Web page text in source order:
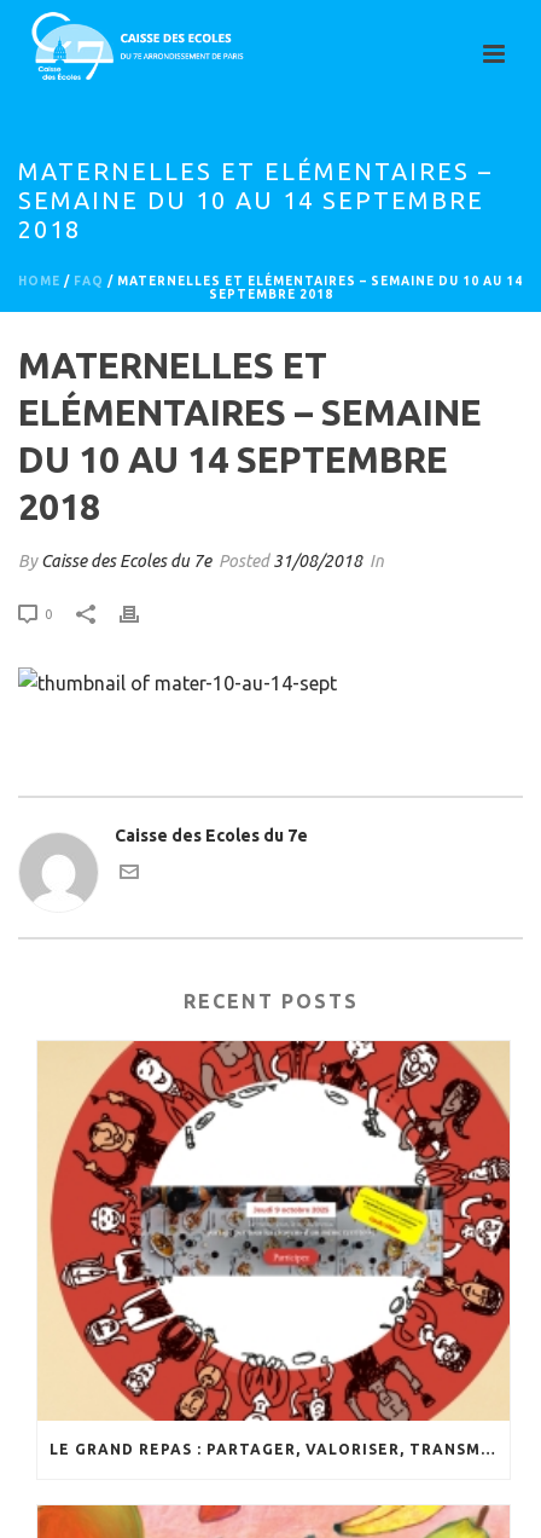
MATERNELLES ET ELÉMENTAIRES –
SEMAINE DU 10 AU 14 SEPTEMBRE
2018
HOME / FAQ / MATERNELLES ET ELÉMENTAIRES – SEMAINE DU 10 AU 14
SEPTEMBRE 2018
MATERNELLES ET
ELÉMENTAIRES – SEMAINE
DU 10 AU 14 SEPTEMBRE
2018
ByCaisse des Ecoles du 7e Posted31/08/2018 In
0
Caisse des Ecoles du 7e
RECENT POSTS
LE GRAND REPAS : PARTAGER, VALORISER, TRANSMETTRE